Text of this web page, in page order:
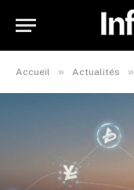
Accueil » Actualités »